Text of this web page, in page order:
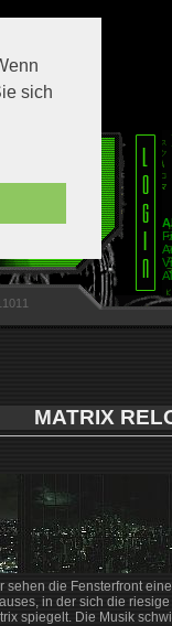
sich
MATRIX
sehen die Fensterfront
in der sich die riesige
spiegelt. Die Musik